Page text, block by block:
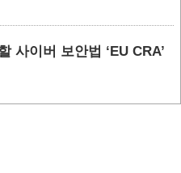
사이버 보안법 ‘EU CRA’